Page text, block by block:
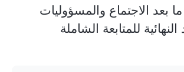
بعد الاجتماع والمسؤوليات
للمتابعة الشاملة